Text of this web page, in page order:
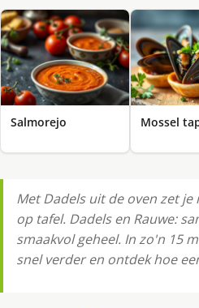
Salmorejo Mossel
Met Dadels uit de oven zet
op tafel. Dadels en Rauwe:
smaakvol geheel. In zo'n 15
snel verder en ontdek hoe